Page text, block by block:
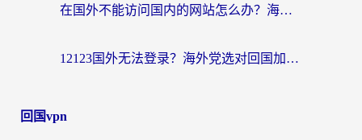
在国外不能访问国内的网站怎么办？海外党必看的无缝回国上网指南
12123国外无法登录？海外党选对回国加速器，轻松解决国内资源访问难题
回国vpn